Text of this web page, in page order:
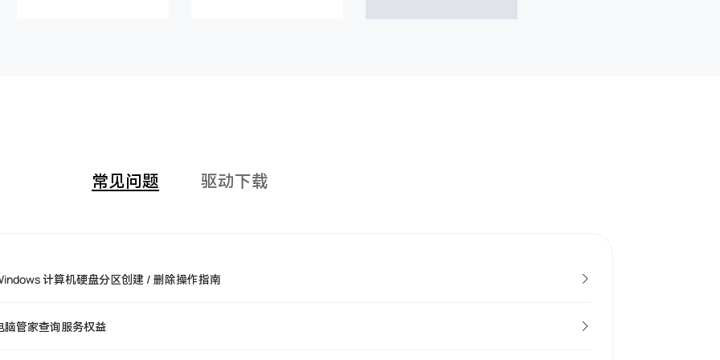
常见问题 驱动下载
计算机硬盘分区创建 / 删除操作指南
脑管家查询服务权益